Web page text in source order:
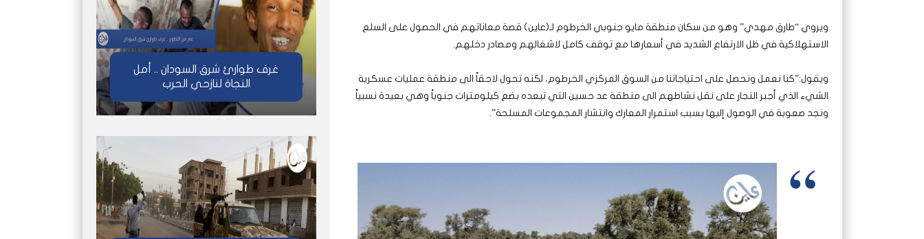
ويروي “طارق مهدي” وهو من سكان منطقة مايو جنوبي الخرطوم لـ(عاين) قصة معاناتهم في الحصول على السلع
الاستهلاكية في ظل الارتفاع الشديد في أسعارها مع توقف كامل لاشغالهم ومصادر دخلهم.
ويقول:”كنا نعمل ونحصل على احتياجاتنا من السوق المركزي الخرطوم، لكنه تحول لاحقاً الى منطقة عمليات عسكرية
الشيء الذي أجبر التجار على نقل نشاطهم الى منطقة عد حسين التي تبعده بضع كيلومترات جنوباً وهي بعيدة نسبياً
ونجد صعوبة في الوصول إليها بسبب استمرار المعارك وانتشار المجموعات المسلحة”.
غرف طوارئ شرق السودان .. أمل
النجاة لنازحي الحرب